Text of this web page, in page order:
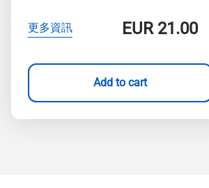
更多資訊 EUR21.00
Add to cart